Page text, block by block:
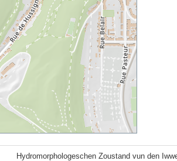
Hydromorphologeschen Zoustand vun den